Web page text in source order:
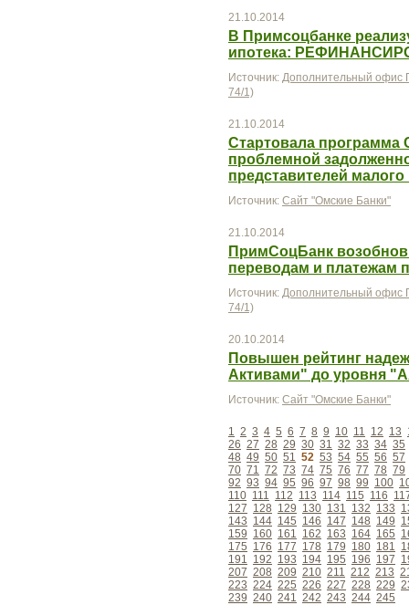
21.10.2014
В Примсоцбанке
ипотека:
Источник: Дополнительный офис
74/1)
21.10.2014
Стартовала программа
проблемной
представителей
Источник: Сайт "Омские Банки"
21.10.2014
ПримСоцБанк
переводам и платежам
Источник: Дополнительный офис
74/1)
20.10.2014
Повышен рейтинг
Активами" до уровня
Источник: Сайт "Омские Банки"
1 2 3 4 5 6 7 8 9 10 11 12 13
26 27 28 29 30 31 32 33 34 35
48 49 50 51 52 53 54 55 56 57
70 71 72 73 74 75 76 77 78 79
92 93 94 95 96 97 98 99 100
110 111 112 113 114 115 116
127 128 129 130 131 132 133
143 144 145 146 147 148 149
159 160 161 162 163 164 165
175 176 177 178 179 180 181
191 192 193 194 195 196 197
207 208 209 210 211 212 213
223 224 225 226 227 228 229
239 240 241 242 243 244 245